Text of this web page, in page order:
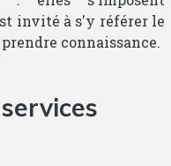
invité à s'y référer le
connaissance.